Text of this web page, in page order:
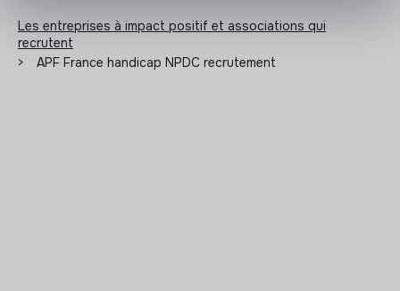
Les entreprises à impact positif et associations qui
recrutent
>
APF France handicap NPDC recrutement